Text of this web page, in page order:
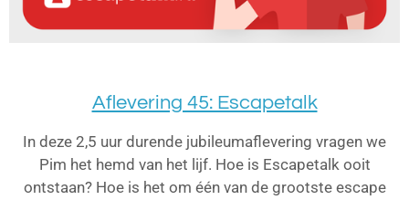
Aflevering 45: Escapetalk
In deze 2,5 uur durende jubileumaflevering vragen we
Pim het hemd van het lijf. Hoe is Escapetalk ooit
ontstaan? Hoe is het om één van de grootste escape